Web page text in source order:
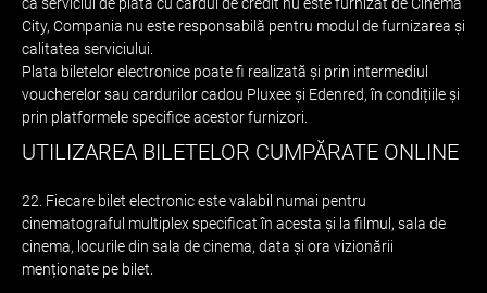
City, Compania nu este responsabilă pentru modul de furnizarea și
calitatea serviciului.
Plata biletelor electronice poate fi realizată și prin intermediul
voucherelor sau cardurilor cadou Pluxee și Edenred, în condițiile și
prin platformele specifice acestor furnizori.
UTILIZAREA BILETELOR CUMPĂRATE ONLINE
22. Fiecare bilet electronic este valabil numai pentru
cinematograful multiplex specificat în acesta și la filmul, sala de
cinema, locurile din sala de cinema, data și ora vizionării
menționate pe bilet.